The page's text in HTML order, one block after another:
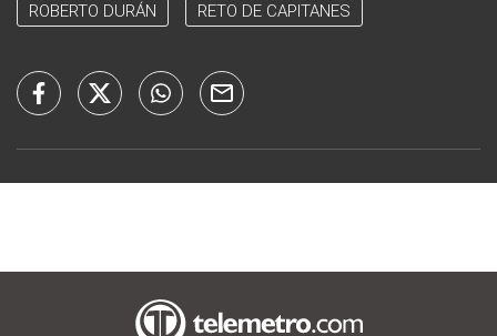
ROBERTO DURÁN RETO DE CAPITANES